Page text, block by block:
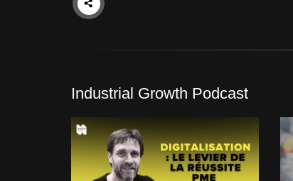
Industrial Growth Podcast